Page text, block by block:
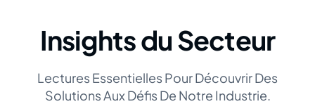
Insights du Secteur
Lectures Essentielles Pour Découvrir Des
Solutions Aux Défis De Notre Industrie.